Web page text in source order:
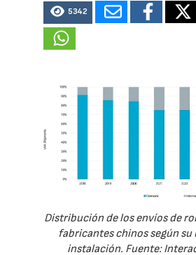
5342
Distribución de los envíos de
fabricantes chinos según su
instalación. Fuente: